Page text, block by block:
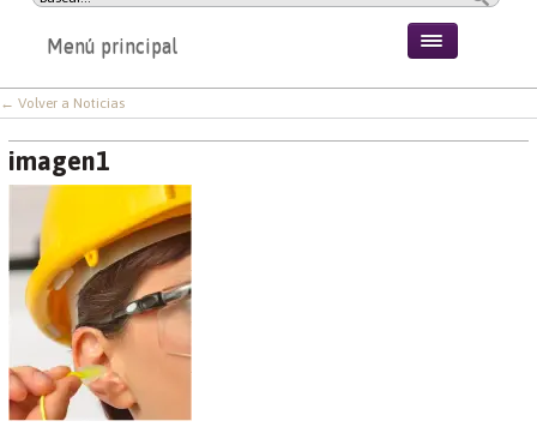
Menú principal
← Volver a Noticias
imagen1